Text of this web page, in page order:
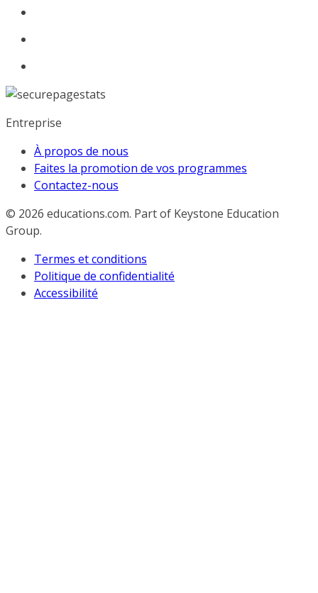
Entreprise
À propos de nous
Faites la promotion de vos programmes
Contactez-nous
© 2026 educations.com. Part of Keystone Education
Group.
Termes et conditions
Politique de confidentialité
Accessibilité